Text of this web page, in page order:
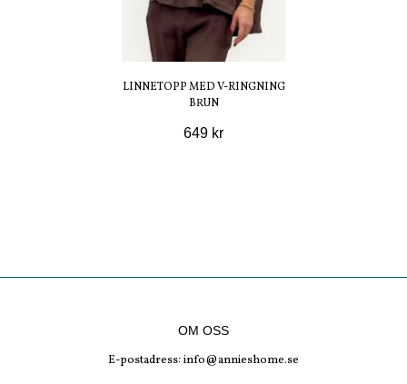
LINNETOPP MED V-RINGNING
BRUN
649 kr
OM OSS
E-postadress: info@annieshome.se